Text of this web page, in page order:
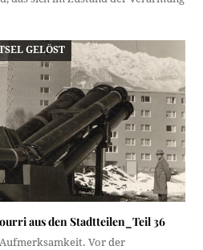
GELÖST
aus den Stadtteilen_Teil 36
Vor der